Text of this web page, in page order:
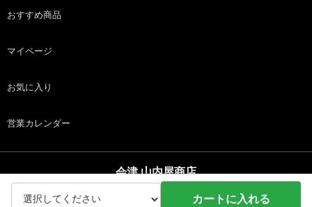
カートに入れる
おすすめ商品
マイページ
お気に入り
営業カレンダー
会津 山内屋商店
copyright (c) 会津 山内屋商店 all rights reserved.